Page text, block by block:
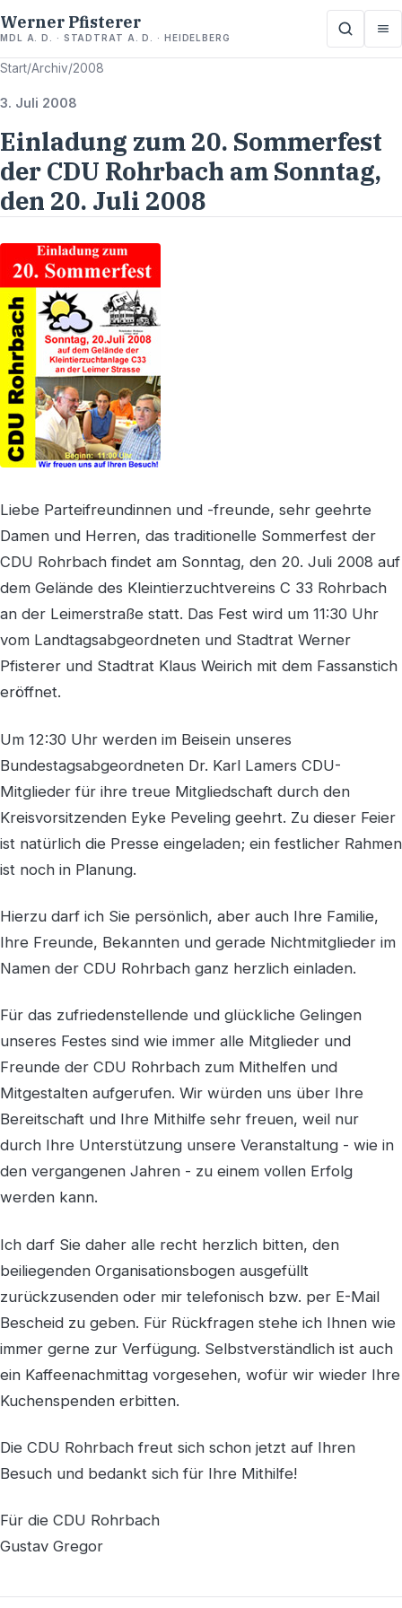
Werner Pfisterer
MDL A. D. · STADTRAT A. D. · HEIDELBERG
Start/Archiv/2008
3. Juli 2008
Einladung zum 20. Sommerfest
der CDU Rohrbach am Sonntag,
den 20. Juli 2008
Liebe Parteifreundinnen und -freunde, sehr geehrte
Damen und Herren, das traditionelle Sommerfest der
CDU Rohrbach findet am Sonntag, den 20. Juli 2008 auf
dem Gelände des Kleintierzuchtvereins C 33 Rohrbach
an der Leimerstraße statt. Das Fest wird um 11:30 Uhr
vom Landtagsabgeordneten und Stadtrat Werner
Pfisterer und Stadtrat Klaus Weirich mit dem Fassanstich
eröffnet.
Um 12:30 Uhr werden im Beisein unseres
Bundestagsabgeordneten Dr. Karl Lamers CDU-
Mitglieder für ihre treue Mitgliedschaft durch den
Kreisvorsitzenden Eyke Peveling geehrt. Zu dieser Feier
ist natürlich die Presse eingeladen; ein festlicher Rahmen
ist noch in Planung.
Hierzu darf ich Sie persönlich, aber auch Ihre Familie,
Ihre Freunde, Bekannten und gerade Nichtmitglieder im
Namen der CDU Rohrbach ganz herzlich einladen.
Für das zufriedenstellende und glückliche Gelingen
unseres Festes sind wie immer alle Mitglieder und
Freunde der CDU Rohrbach zum Mithelfen und
Mitgestalten aufgerufen. Wir würden uns über Ihre
Bereitschaft und Ihre Mithilfe sehr freuen, weil nur
durch Ihre Unterstützung unsere Veranstaltung - wie in
den vergangenen Jahren - zu einem vollen Erfolg
werden kann.
Ich darf Sie daher alle recht herzlich bitten, den
beiliegenden Organisationsbogen ausgefüllt
zurückzusenden oder mir telefonisch bzw. per E-Mail
Bescheid zu geben. Für Rückfragen stehe ich Ihnen wie
immer gerne zur Verfügung. Selbstverständlich ist auch
ein Kaffeenachmittag vorgesehen, wofür wir wieder Ihre
Kuchenspenden erbitten.
Die CDU Rohrbach freut sich schon jetzt auf Ihren
Besuch und bedankt sich für Ihre Mithilfe!
Für die CDU Rohrbach
Gustav Gregor